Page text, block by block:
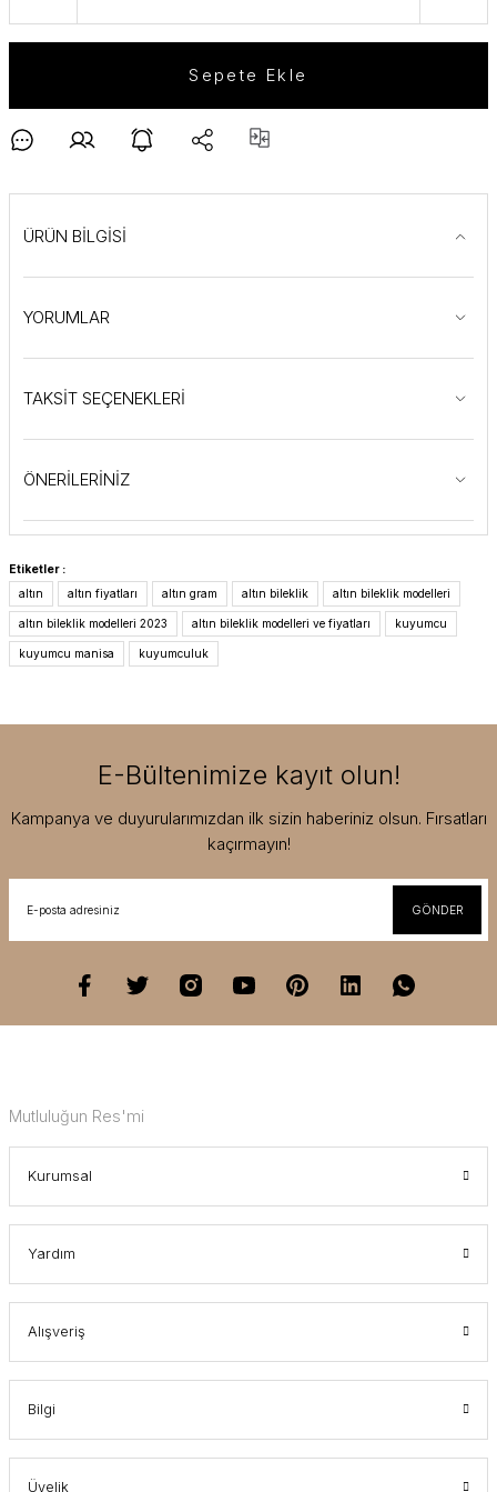
Sepete Ekle
ÜRÜN BİLGİSİ
YORUMLAR
TAKSİT SEÇENEKLERİ
ÖNERİLERİNİZ
Etiketler :
altın
altın fiyatları altın gram altın bileklik altın bileklik modelleri
altın bileklik modelleri 2023 altın bileklik modelleri ve fiyatları kuyumcu
kuyumcu manisa kuyumculuk
E-Bültenimize kayıt olun!
Kampanya ve duyurularımızdan ilk sizin haberiniz olsun. Fırsatları
kaçırmayın!
GÖNDER
Mutluluğun Res'mi
Kurumsal
Yardım
Alışveriş
Bilgi
Üyelik